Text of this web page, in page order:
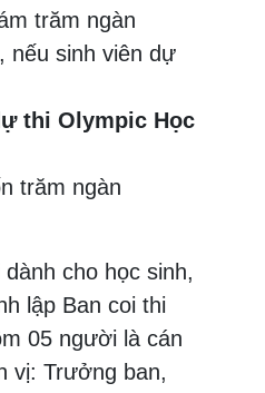
trăm ngàn
nếu sinh viên dự
thi Olympic Học
trăm ngàn
cho học sinh,
lập Ban coi thi
05 người là cán
vị: Trưởng ban,